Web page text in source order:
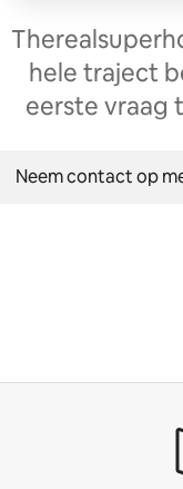
hele traject
eerste vraag
Neem contact op